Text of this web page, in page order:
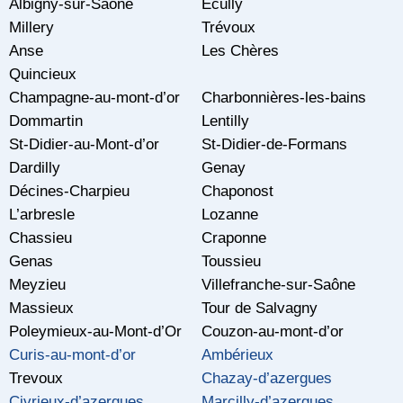
Albigny-sur-Saône
Ecully
Millery
Trévoux
Anse
Les Chères
Quincieux
Champagne-au-mont-d’or
Charbonnières-les-bains
Dommartin
Lentilly
St-Didier-au-Mont-d’or
St-Didier-de-Formans
Dardilly
Genay
Décines-Charpieu
Chaponost
L’arbresle
Lozanne
Chassieu
Craponne
Genas
Toussieu
Meyzieu
Villefranche-sur-Saône
Massieux
Tour de Salvagny
Poleymieux-au-Mont-d’Or
Couzon-au-mont-d’or
Curis-au-mont-d’or
Ambérieux
Trevoux
Chazay-d’azergues